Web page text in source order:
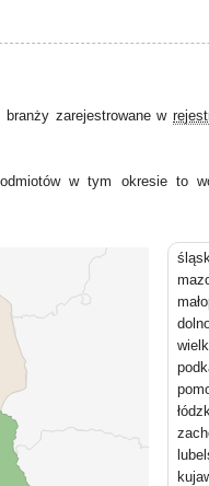
30
branży zarejestrowane w
w tym okresie to